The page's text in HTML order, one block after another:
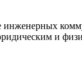
инженерных
и